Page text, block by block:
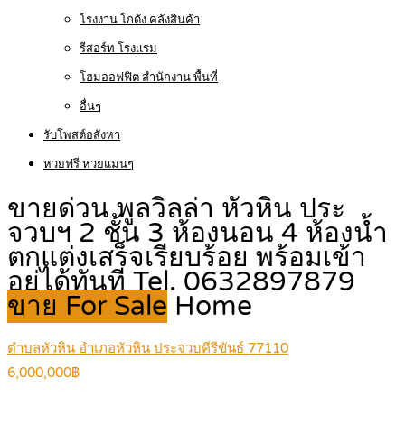
โรงงาน โกดัง คลังสินค้า
รีสอร์ท โรงแรม
โฮมออฟฟิต สำนักงาน พื้นที่
อื่นๆ
รับโพสต์อสังหา
หวยฟรี หวยแม่นๆ
ขายด่วน พูลวิลล่า หัวหิน ประ
จวบฯ 2 ชั้น 3 ห้องนอน 4 ห้องน้ำ
ตกแต่งเสร็จเรียบร้อย พร้อมเข้า
อยู่ได้ทันที Tel. 0632897879
ขาย For Sale Home
ตำบลหัวหิน อำเภอหัวหิน ประจวบคีรีขันธ์ 77110
6,000,000฿